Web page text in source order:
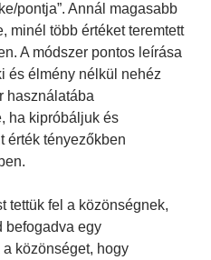
pontja”. Annál magasabb
minél több értéket teremtett
A módszer pontos leírása
és élmény nélkül nehéz
használatába
ha kipróbáljuk és
érték tényezőkben
tettük fel a közönségnek,
befogadva egy
közönséget, hogy